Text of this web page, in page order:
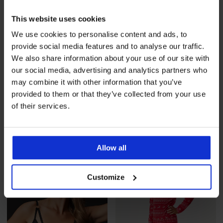
This website uses cookies
We use cookies to personalise content and ads, to
provide social media features and to analyse our traffic.
We also share information about your use of our site with
our social media, advertising and analytics partners who
may combine it with other information that you’ve
provided to them or that they’ve collected from your use
of their services.
Allow all
Customize
Wyprzedaż -70%
Biustonosz do karmienia
Wyprzedaż -60%
LIMITED